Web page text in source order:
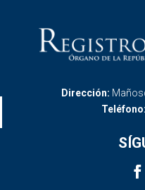
Dirección:
Teléfono: